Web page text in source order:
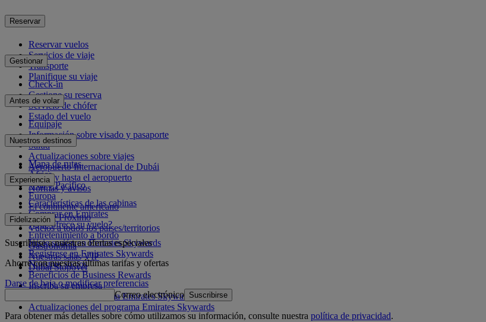
Reservar
Reservar vuelos
Servicios de viaje
Transporte
Planifique su viaje
Gestionar
Check-in
Gestione su reserva
Servicio de chófer
Estado del vuelo
Antes de volar
Equipaje
Información sobre visado y pasaporte
Salud
Actualizaciones sobre viajes
Aeropuerto Internacional de Dubái
Desde y hasta el aeropuerto
Normas y avisos
Nuestros destinos
Mapa de rutas
África
Asia y Pacífico
Europa
El continente americano
Oriente Próximo
Vuelos a todos los países/territorios
Experiencia
Características de las cabinas
Comprar en Emirates
¿Qué ofrece su vuelo?
Entretenimiento a bordo
Gastronomía
Nuestras salas VIP
Dubai Stopover
Fidelización
Inicie sesión en Emirates Skywards
Regístrese en Emirates Skywards
Nuestros socios
Beneficios de Business Rewards
Inscriba su empresa
Normativa del programa Emirates Skywards
Actualizaciones del programa Emirates Skywards
Suscribirse a nuestras ofertas especiales
Ahorre con nuestras últimas tarifas y ofertas
Darse de baja o modificar preferencias
Correo electrónico Suscribirse
Para obtener más detalles sobre cómo utilizamos su información, consulte nuestra política de privacidad.